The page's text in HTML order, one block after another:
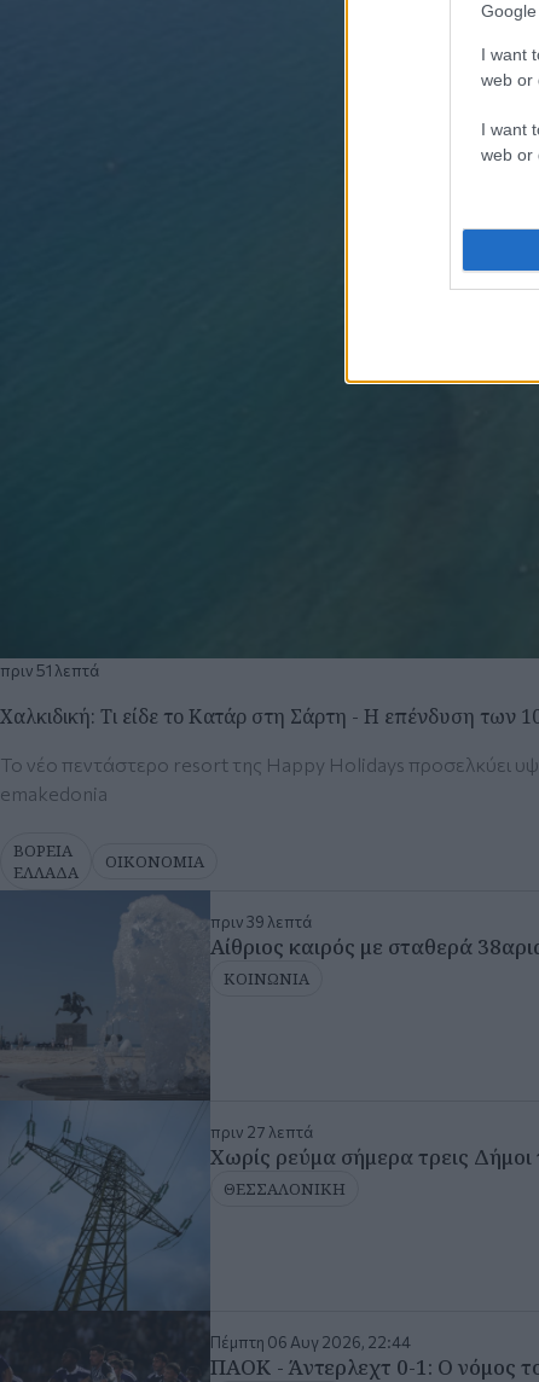
I want
web or
I want
web or
πριν 51 λεπτά
Χαλκιδική: Τι είδε το Κατάρ στη Σάρτη - Η επένδυση των
Το νέο πεντάστερο resort της Happy Holidays προσελκύει
emakedοnia
ΒΟΡΕΙΑ
ΕΛΛΑΔΑ
ΟΙΚΟΝΟΜΙΑ
πριν 39 λεπτά
Αίθριος καιρός με σταθερά
ΚΟΙΝΩΝΙΑ
πριν 27 λεπτά
Χωρίς ρεύμα σήμερα τρεις Δήμοι
ΘΕΣΣΑΛΟΝΙΚΗ
Πέμπτη 06 Αυγ 2026, 22:44
ΠΑΟΚ - Άντερλεχτ 0-1: Ο νόμος